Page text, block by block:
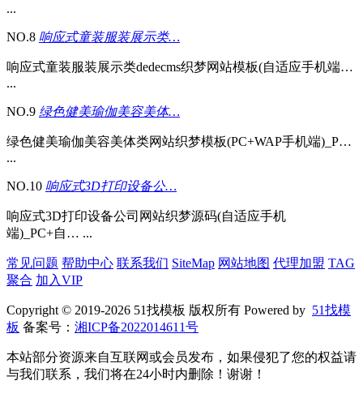
...
NO.8 响应式童装服装展示类…
响应式童装服装展示类dedecms织梦网站模板(自适应手机端…
...
NO.9 绿色健美瑜伽美容美体…
绿色健美瑜伽美容美体类网站织梦模板(PC+WAP手机端)_P…
...
NO.10 响应式3D打印设备公…
响应式3D打印设备公司网站织梦源码(自适应手机
端)_PC+自… ...
常见问题 帮助中心 联系我们 SiteMap 网站地图 代理加盟 TAG
聚合 加入VIP
Copyright © 2019-2026 51找模板 版权所有 Powered by 51找模
板 备案号： 湘ICP备2022014611号
本站部分资源来自互联网或会员发布，如果侵犯了您的权益请
与我们联系，我们将在24小时内删除！谢谢！